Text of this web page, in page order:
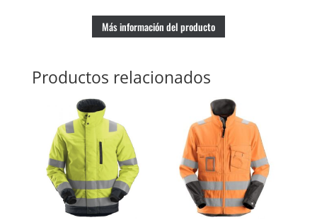
cantidad
Más información del producto
Productos relacionados